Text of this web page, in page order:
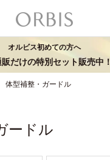
オルビス初めての方へ
だけの特別セット販売中！
体型補整・ガードル
ードル